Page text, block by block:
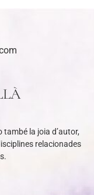
la joia d’autor,
relacionades